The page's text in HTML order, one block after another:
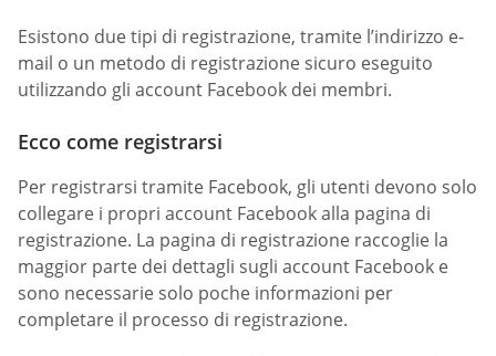
Esistono due tipi di registrazione, tramite l’indirizzo e-
mail o un metodo di registrazione sicuro eseguito
utilizzando gli account Facebook dei membri.
Ecco come registrarsi
Per registrarsi tramite Facebook, gli utenti devono solo
collegare i propri account Facebook alla pagina di
registrazione. La pagina di registrazione raccoglie la
maggior parte dei dettagli sugli account Facebook e
sono necessarie solo poche informazioni per
completare il processo di registrazione.